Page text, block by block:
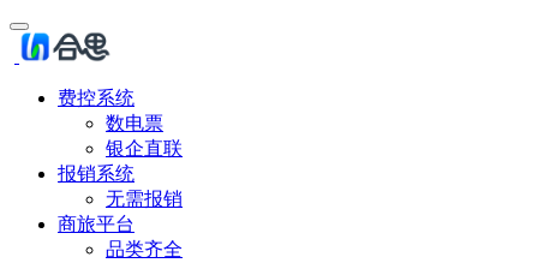
费控系统
数电票
银企直联
报销系统
无需报销
商旅平台
品类齐全